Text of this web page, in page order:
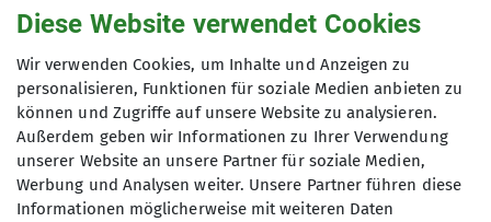
Preis
wird den Teilnehmenden bekanntgegeben
Maximale Teilnehmeranzahl
Diese Website verwendet Cookies
Wir verwenden Cookies, um Inhalte und Anzeigen zu
personalisieren, Funktionen für soziale Medien anbieten zu
können und Zugriffe auf unsere Website zu analysieren.
Außerdem geben wir Informationen zu Ihrer Verwendung
unserer Website an unsere Partner für soziale Medien,
Werbung und Analysen weiter. Unsere Partner führen diese
Informationen möglicherweise mit weiteren Daten